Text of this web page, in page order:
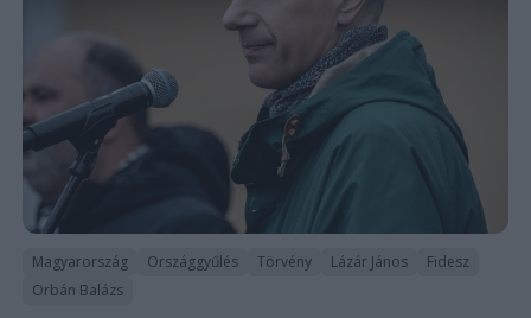
Magyarország Országgyűlés Törvény Lázár János
Fidesz
Orbán Balázs